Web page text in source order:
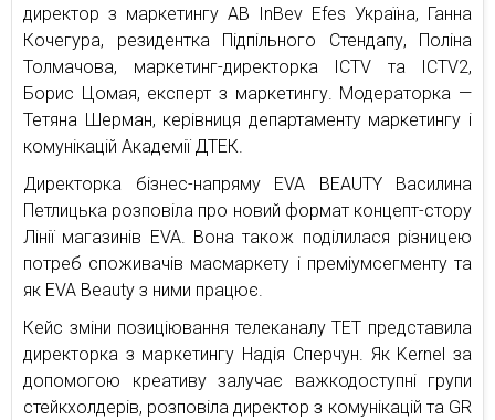
директор з маркетингу AB InBev Efes Україна, Ганна
Кочегура, резидентка Підпільного Стендапу, Поліна
Толмачова, маркетинг-директорка ICTV та ICTV2,
Борис Цомая, експерт з маркетингу. Модераторка —
Тетяна Шерман, керівниця департаменту маркетингу і
комунікацій Академії ДТЕК.
Директорка бізнес-напряму EVA BEAUTY Василина
Петлицька розповіла про новий формат концепт-стору
Лінії магазинів EVA. Вона також поділилася різницею
потреб споживачів масмаркету і преміумсегменту та
як EVA Beauty з ними працює.
Кейс зміни позиціювання телеканалу ТЕТ представила
директорка з маркетингу Надія Сперчун. Як Kernel за
допомогою креативу залучає важкодоступні групи
стейкхолдерів, розповіла директор з комунікацій та GR